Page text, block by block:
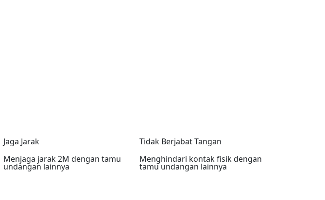
Jaga Jarak
Menjaga jarak 2M dengan tamu
undangan lainnya
Tidak Berjabat Tangan
Menghindari kontak fisik dengan
tamu undangan lainnya